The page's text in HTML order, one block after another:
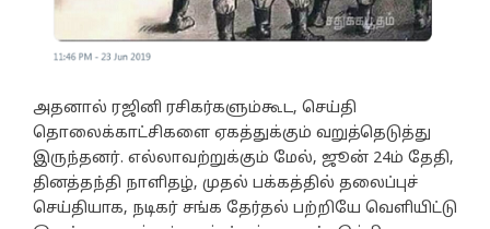
அதனால் ரஜினி ரசிகர்களும்கூட, செய்தி
தொலைக்காட்சிகளை ஏகத்துக்கும் வறுத்தெடுத்து
இருந்தனர். எல்லாவற்றுக்கும் மேல், ஜூன் 24ம் தேதி,
தினத்தந்தி நாளிதழ், முதல் பக்கத்தில் தலைப்புச்
செய்தியாக, நடிகர் சங்க தேர்தல் பற்றியே வெளியிட்டு